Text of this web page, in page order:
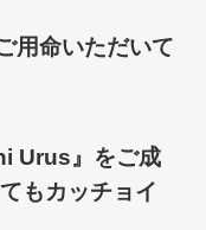
用命いただいて
Urus』をご成
もカッチョイ